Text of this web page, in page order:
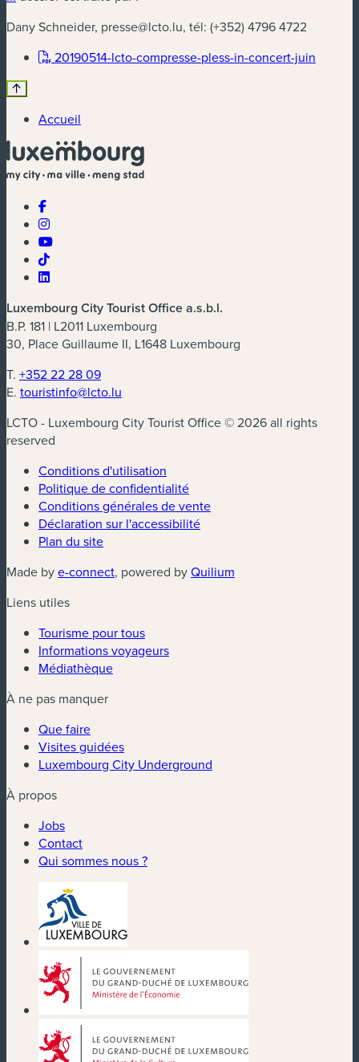
Dany Schneider, presse@lcto.lu, tél: (+352) 4796 4722
20190514-lcto-compresse-pless-in-concert-juin
Accueil
Luxembourg City Tourist Office a.s.b.l.
B.P. 181 | L2011 Luxembourg
30, Place Guillaume II, L1648 Luxembourg
T. +352 22 28 09
E. touristinfo@lcto.lu
LCTO - Luxembourg City Tourist Office © 2026 all rights
reserved
Conditions d'utilisation
Politique de confidentialité
Conditions générales de vente
Déclaration sur l'accessibilité
Plan du site
Made bye-connect(nouvelle fenêtre)
, powered byQuilium
Liens utiles
Tourisme pour tous
Informations voyageurs
Médiathèque
À ne pas manquer
Que faire
Visites guidées
Luxembourg City Underground
À propos
Jobs
Contact
Qui sommes nous ?